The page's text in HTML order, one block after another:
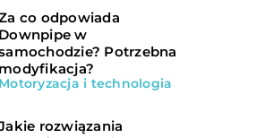
co odpowiada
Downpipe w
Potrzebna
modyfikacja?
Motoryzacja i technologia
rozwiązania